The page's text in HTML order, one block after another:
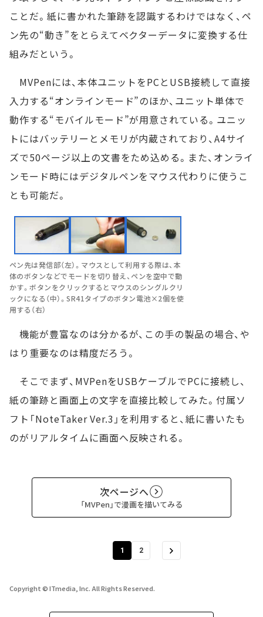
ことだ。紙に書かれた筆跡を認識するわけではなく、ペ
ン先の“動き”をとらえてベクターデータに変換する仕
組みだという。
MVPenには、本体ユニットをPCとUSB接続して直接
入力する“オンラインモード”のほか、ユニット単体で
動作する“モバイルモード”が用意されている。ユニッ
トにはバッテリーとメモリが内蔵されており、A4サイ
ズで50ページ以上の文書をため込める。また、オンライ
ンモード時にはデジタルペンをマウス代わりに使うこ
とも可能だ。
ペン先は発信部（左）。マウスとして利用する際は、本
体のボタンなどでモードを切り替え、ペンを空中で動
かす。ボタンをクリックするとマウスのシングルクリ
ックになる（中）。SR41タイプのボタン電池×2個を使
用する（右）
機能が豊富なのは分かるが、この手の製品の場合、や
はり重要なのは精度だろう。
そこでまず、MVPenをUSBケーブルでPCに接続し、
紙の筆跡と画面上の文字を直接比較してみた。付属ソ
フト「NoteTaker Ver.3」を利用すると、紙に書いたも
のがリアルタイムに画面へ反映される。
次ページへ
「MVPen」で漫画を描いてみる
1 2
Copyright © ITmedia, Inc. All Rights Reserved.